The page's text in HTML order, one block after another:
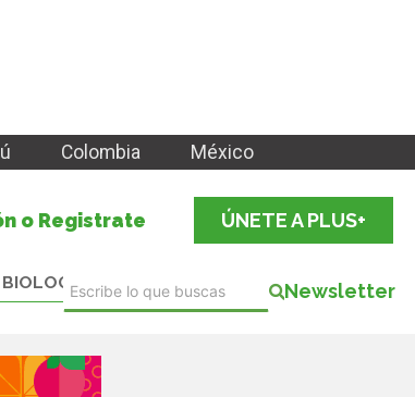
Colombia México
o Registrate ÚNETE A PLUS+
BIOLOGICALS Newsletter